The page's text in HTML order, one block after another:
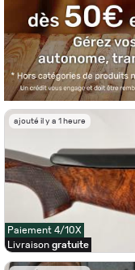
ajouté il y a 1 heure
Paiement 4/10X
Livraison gratuite